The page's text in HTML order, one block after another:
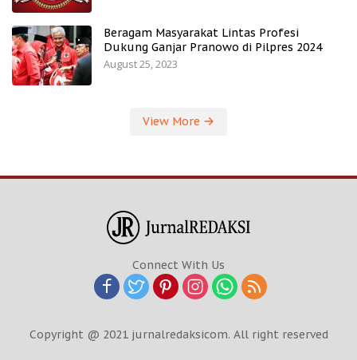
Beragam Masyarakat Lintas Profesi
Dukung Ganjar Pranowo di Pilpres 2024
August 25, 2023
View More
Connect With Us
Copyright @ 2021 jurnalredaksicom. All right reserved